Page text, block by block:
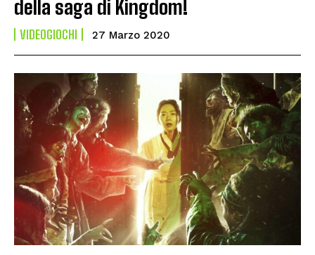
della saga di Kingdom!
VIDEOGIOCHI 27 Marzo 2020